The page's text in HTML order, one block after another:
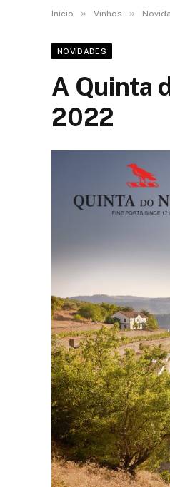
Início » Vinhos »
NOVIDADES
A Quinta
2022